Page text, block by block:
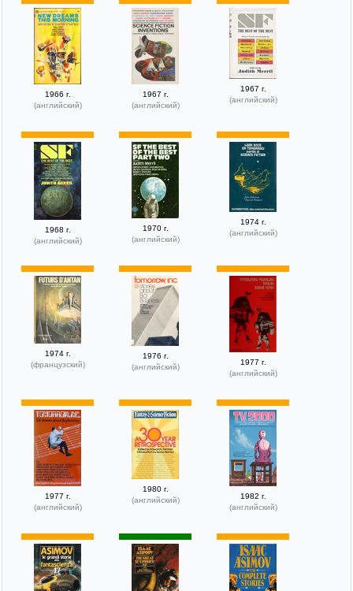
1966 г.
(английский)
1967 г.
(английский)
1967 г.
(английский)
1968 г.
(английский)
1970 г.
(английский)
1974 г.
(английский)
1974 г.
(французский)
1976 г.
(английский)
1977 г.
(английский)
1977 г.
(английский)
1980 г.
(английский)
1982 г.
(английский)